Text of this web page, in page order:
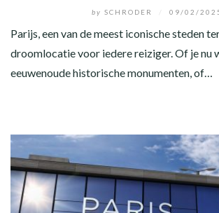
by SCHRODER 09/02/
Parijs, een van de meest iconische steden
droomlocatie voor iedere reiziger. Of je nu
eeuwenoude historische monumenten, of…